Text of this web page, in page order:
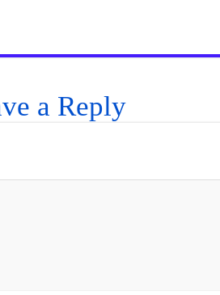
a Reply